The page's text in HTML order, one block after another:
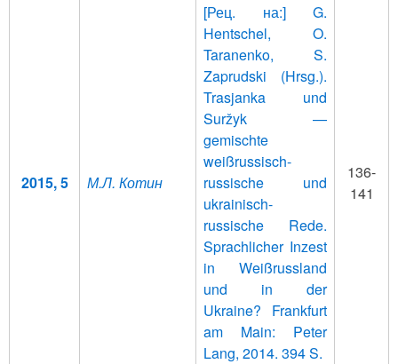
2015, 5 М.Л. Котин
[Рец. на:] G.
Hentschel, O.
Taranenko, S.
Zaprudski (Hrsg.).
Trasjanka und
Suržyk —
gemischte
weißrussisch-
russische und
ukrainisch-
russische Rede.
Sprachlicher Inzest
in Weißrussland
und in der
Ukraine? Frankfurt
am Main: Peter
Lang, 2014. 394 S.
136-
141